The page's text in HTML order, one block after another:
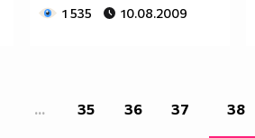
1 535 10.08.2009
... 35 36 37 38